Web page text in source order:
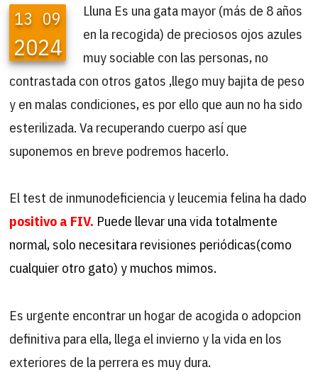
13 09
2024
Lluna Es una gata mayor (más de 8 años
en la recogida) de preciosos ojos azules
muy sociable con las personas, no
contrastada con otros gatos ,llego muy bajita de peso
y en malas condiciones, es por ello que aun no ha sido
esterilizada. Va recuperando cuerpo así que
suponemos en breve podremos hacerlo.
El test de inmunodeficiencia y leucemia felina ha dado
positivo a FIV. Puede llevar una vida totalmente
normal, solo necesitara revisiones periódicas(como
cualquier otro gato) y muchos mimos.
Es urgente encontrar un hogar de acogida o adopcion
definitiva para ella, llega el invierno y la vida en los
exteriores de la perrera es muy dura.